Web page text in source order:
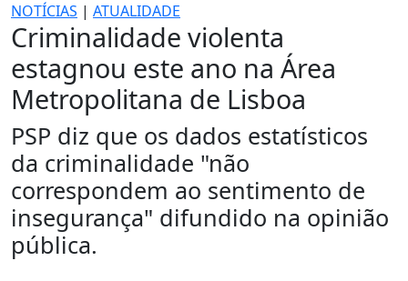
NOTÍCIAS | ATUALIDADE
Criminalidade violenta
estagnou este ano na Área
Metropolitana de Lisboa
PSP diz que os dados estatísticos
da criminalidade "não
correspondem ao sentimento de
insegurança" difundido na opinião
pública.